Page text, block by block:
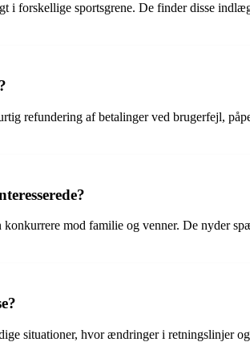
forskellige sportsgrene. De finder disse
refundering af betalinger ved brugerfejl,
mod familie og venner. De nyder
situationer, hvor ændringer i retningslinjer